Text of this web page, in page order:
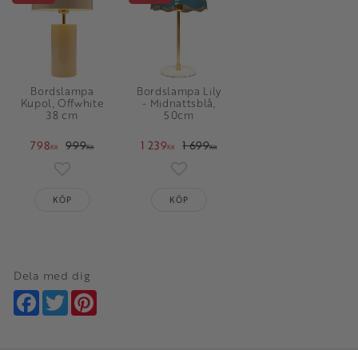
Bordslampa
Kupol, Offwhite
38 cm
798KR 999KR
Lägg till i favoriter
KÖP
Bordslampa Lily
- Midnattsblå,
50cm
1 239KR 1 699KR
Lägg till i favoriter
KÖP
Dela med dig
Facebook
Twitter